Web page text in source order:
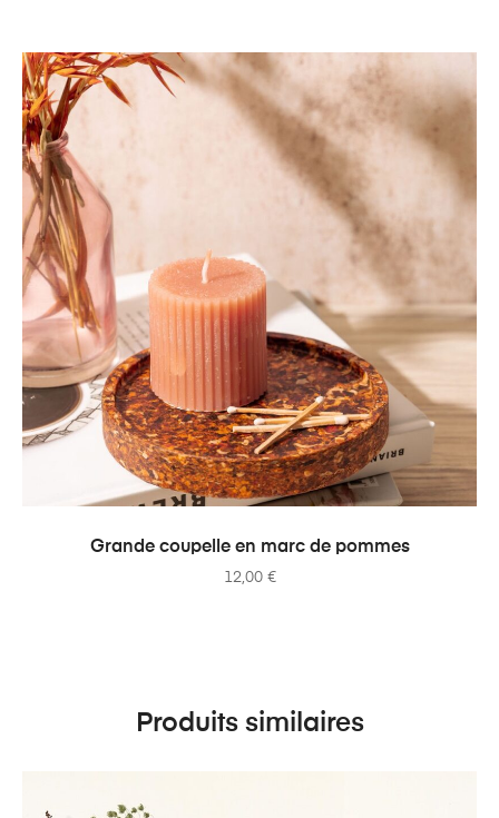
AJOUTER AU PANIER
Grande coupelle en marc de pommes
12,00 €
Produits similaires